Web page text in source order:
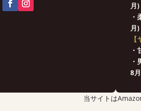
月)
月)
8
当サイトは